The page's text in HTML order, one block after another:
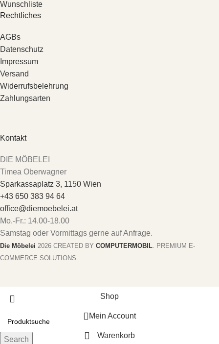
Wunschliste
Rechtliches
AGBs
Datenschutz
Impressum
Versand
Widerrufsbelehrung
Zahlungsarten
Kontakt
DIE MÖBELEI
Timea Oberwagner
Sparkassaplatz 3, 1150 Wien
+43 650 383 94 64
office@diemoebelei.at
Mo.-Fr.: 14.00-18.00
Samstag oder Vormittags gerne auf Anfrage.
Die Möbelei 2026 CREATED BY COMPUTERMOBIL. PREMIUM E-
COMMERCE SOLUTIONS.
Search
Shop
Mein Account
Warenkorb